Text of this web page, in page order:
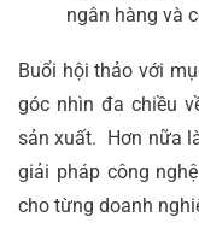
ngân hàng và
Buổi hội thảo với
góc nhìn đa chiều
sản xuất. Hơn nữa
giải pháp công
cho từng doanh